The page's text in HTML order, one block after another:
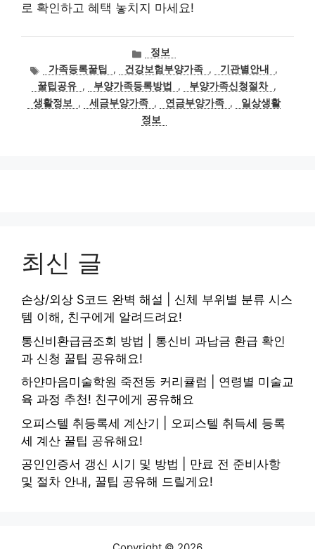
로 확인하고 혜택 놓치지 마세요!
카
테
고
리
정보
태
그
가족등록꿀팁 , 건강보험부양가족 , 기관별안내
,
꿀팁공유 , 부양가족등록방법 , 부양가족신청절차 ,
생활정보
, 세금부양가족 , 연금부양가족 ,
일상생활
정보
최신 글
손상/외상 S코드 완벽 해설 | 신체 부위별 분류 시스
템 이해, 친구에게 알려드려요!
통신비환급금조회 방법 | 통신비 과납금 환급 확인
과 신청 꿀팁 공유해요!
하얀마음미술학원 죽전동 커리큘럼 | 연령별 미술교
육 과정 추천! 친구에게 공유해요
오피스텔 취등록세 계산기 | 오피스텔 취득세 등록
세 계산 꿀팁 공유해요!
공인인증서 갱신 시기 및 방법 | 만료 전 준비사항
및 절차 안내, 꿀팁 공유해 드릴게요!